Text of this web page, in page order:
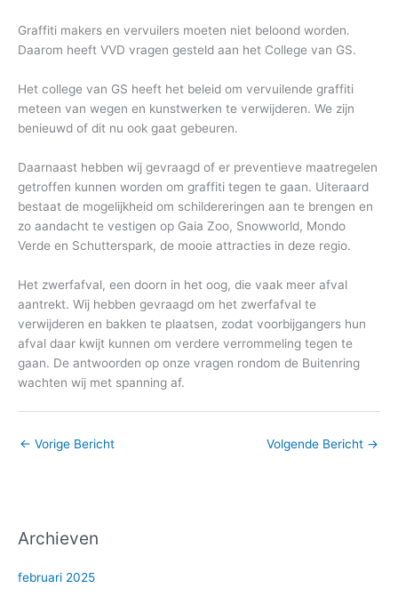
Graffiti makers en vervuilers moeten niet beloond worden.
Daarom heeft VVD vragen gesteld aan het College van GS.
Het college van GS heeft het beleid om vervuilende graffiti
meteen van wegen en kunstwerken te verwijderen. We zijn
benieuwd of dit nu ook gaat gebeuren.
Daarnaast hebben wij gevraagd of er preventieve maatregelen
getroffen kunnen worden om graffiti tegen te gaan. Uiteraard
bestaat de mogelijkheid om schildereringen aan te brengen en
zo aandacht te vestigen op Gaia Zoo, Snowworld, Mondo
Verde en Schutterspark, de mooie attracties in deze regio.
Het zwerfafval, een doorn in het oog, die vaak meer afval
aantrekt. Wij hebben gevraagd om het zwerfafval te
verwijderen en bakken te plaatsen, zodat voorbijgangers hun
afval daar kwijt kunnen om verdere verrommeling tegen te
gaan. De antwoorden op onze vragen rondom de Buitenring
wachten wij met spanning af.
← Vorige Bericht Volgende Bericht →
Archieven
februari 2025